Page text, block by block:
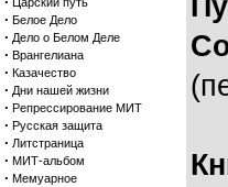
· Белое Дело
· Дело о Белом Деле
· Врангелиана
· Казачество
· Дни нашей жизни
· Репрессирование МИТ
· Русская защита
· Литстраница
· МИТ-альбом
· Мемуарное